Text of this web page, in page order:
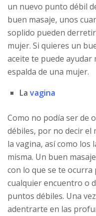
un nuevo punto débil
buen masaje, unos
soplido pueden
mujer. Si quieres un
aceite te puede ayudar
espalda de una mujer.
La vagina
Como no podía ser de
débiles, por no decir el
la vagina, así como los
misma. Un buen
con lo que se te
cualquier encuentro o
puntos débiles. Una
adentrarte en las